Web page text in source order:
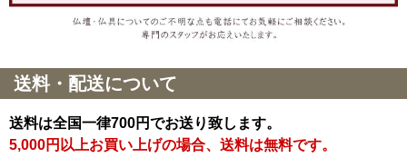
送料・配送について
送料は全国一律700円でお送り致します。
5,000円以上お買い上げの場合、送料は無料です。